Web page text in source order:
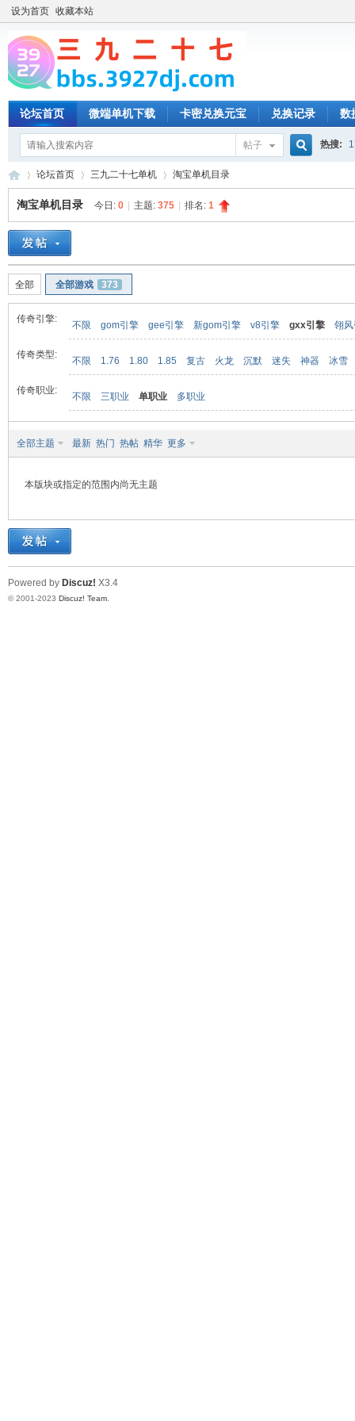
设为首页 收藏本站
论坛首页 微端单机下载 卡密兑换元宝 兑换记录 数
帖子 热搜:
»
论坛首页 三九二十七单机 淘宝单机目录
淘宝单机目录 今日: 0 主题: 375 排名: 1
全部 全部游戏 373
传奇引擎:
不限 gom引擎 gee引擎 新gom引擎 v8引擎 gxx引擎 翎
传奇类型:
不限 1.76 1.80 1.85 复古 火龙 沉默 迷失 神器 冰雪
传奇职业:
不限 三职业 单职业 多职业
全部主题 最新 热门 热帖 精华 更多
本版块或指定的范围内尚无主题
Powered by Discuz! X3.4
© 2001-2023 Discuz! Team.